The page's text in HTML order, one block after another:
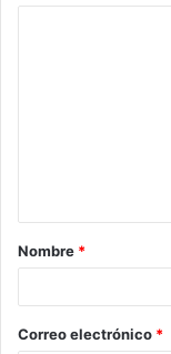
a
r
Nombre *
Correo electrónico *